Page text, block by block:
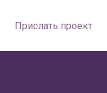
Прислать проект